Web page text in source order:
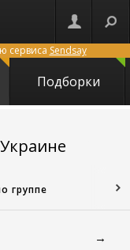
сервиса Sendsay
Подборки
группе
→